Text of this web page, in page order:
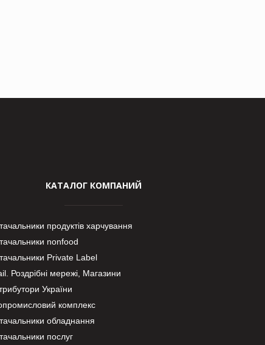
КАТАЛОГ КОМПАНИЙ
продуктів харчування
nonfood
Private Label
Роздрібні мережі, Магазини
України
комплекс
обладнання
послуг